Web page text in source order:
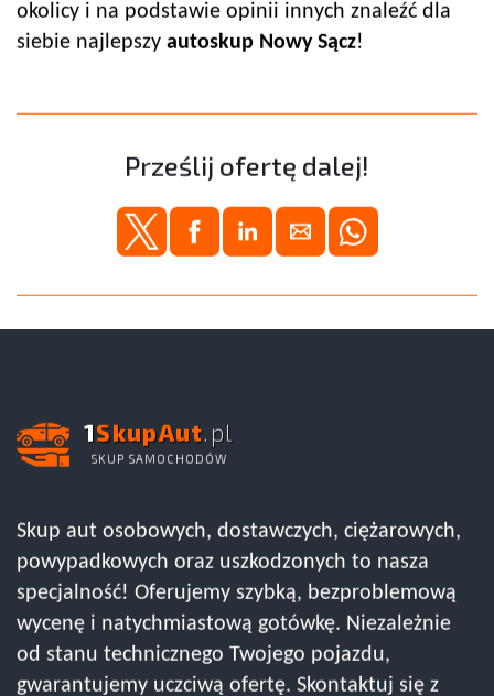
okolicy i na podstawie opinii innych znaleźć dla
siebie najlepszy autoskup Nowy Sącz!
Prześlij ofertę dalej!
1SkupAut.pl
SKUP SAMOCHODÓW
Skup aut osobowych, dostawczych, ciężarowych,
powypadkowych oraz uszkodzonych to nasza
specjalność! Oferujemy szybką, bezproblemową
wycenę i natychmiastową gotówkę. Niezależnie
od stanu technicznego Twojego pojazdu,
gwarantujemy uczciwą ofertę. Skontaktuj się z